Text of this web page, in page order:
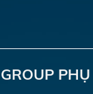
GROUP